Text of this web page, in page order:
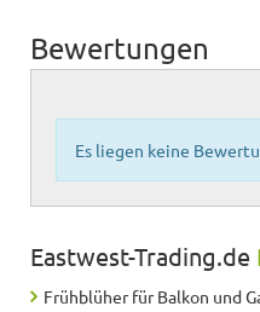
Bewertungen
Es liegen keine
Eastwest-Trading.de
Frühblüher für Balkon und